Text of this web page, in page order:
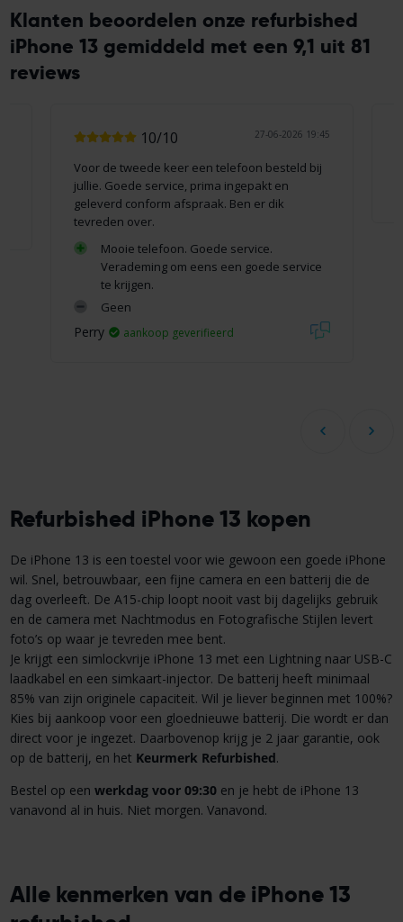
Klanten beoordelen onze refurbished
iPhone 13 gemiddeld met een 9,1 uit 81
reviews
10/10 27-06-2026 19:45
Voor de tweede keer een telefoon besteld bij
jullie. Goede service, prima ingepakt en
geleverd conform afspraak. Ben er dik
tevreden over.
Mooie telefoon. Goede service.
Verademing om eens een goede service
te krijgen.
Geen
Perry aankoop geverifieerd
Refurbished iPhone 13 kopen
De iPhone 13 is een toestel voor wie gewoon een goede iPhone
wil. Snel, betrouwbaar, een fijne camera en een batterij die de
dag overleeft. De A15-chip loopt nooit vast bij dagelijks gebruik
en de camera met Nachtmodus en Fotografische Stijlen levert
foto’s op waar je tevreden mee bent.
Je krijgt een simlockvrije iPhone 13 met een Lightning naar USB-C
laadkabel en een simkaart-injector. De batterij heeft minimaal
85% van zijn originele capaciteit. Wil je liever beginnen met 100%?
Kies bij aankoop voor een gloednieuwe batterij. Die wordt er dan
direct voor je ingezet. Daarbovenop krijg je 2 jaar garantie, ook
op de batterij, en het Keurmerk Refurbished.
Bestel op een werkdag voor 09:30en je hebt de iPhone 13
vanavond al in huis. Niet morgen. Vanavond.
Alle kenmerken van de iPhone 13